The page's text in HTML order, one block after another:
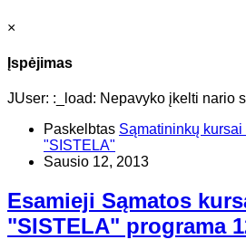
×
Įspėjimas
JUser: :_load: Nepavyko įkelti nario
Paskelbtas Sąmatininkų kursai
"SISTELA"
Sausio 12, 2013
Esamieji Sąmatos
"SISTELA" programa